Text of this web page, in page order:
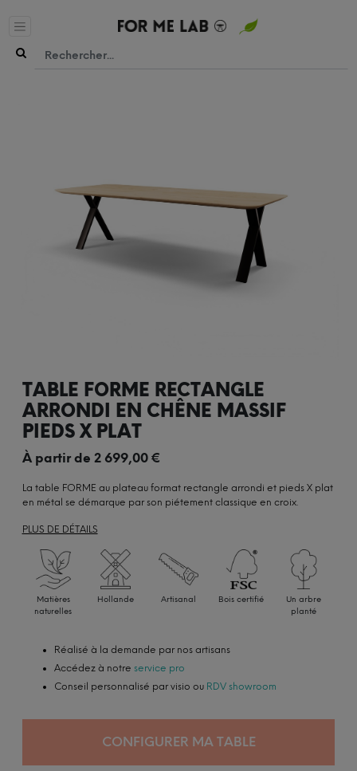
TABLE FORME RECTANGLE
ARRONDI EN CHÊNE MASSIF
PIEDS X PLAT
À partir de 2 699,00€
La table FORME au plateau format rectangle arrondi et pieds X plat
en métal se démarque par son piétement classique en croix.
PLUS DE DÉTAILS
Matières
naturelles
Hollande Artisanal Bois certifié
Un arbre
planté
Réalisé à la demande par nos artisans
Accédez à notre service pro
Conseil personnalisé par visio ou RDV showroom
CONFIGURER MA TABLE